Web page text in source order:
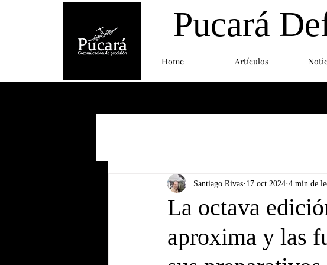
Home Artículos
Pucará
La octava
aproxima y las
Santiago Rivas 17 oct 2024 4 min de